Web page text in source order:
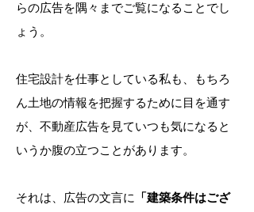
らの広告を隅々までご覧になることでし
ょう。
住宅設計を仕事としている私も、もちろ
ん土地の情報を把握するために目を通す
が、不動産広告を見ていつも気になると
いうか腹の立つことがあります。
それは、広告の文言に
「建築条件はござ